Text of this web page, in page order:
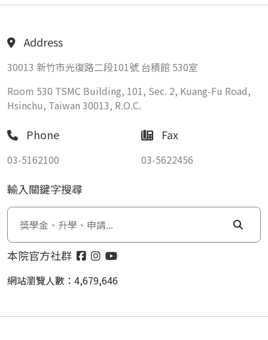
Address
30013 新竹市光復路二段101號 台積館 530室
Room 530 TSMC Building, 101, Sec. 2, Kuang-Fu Road,
Hsinchu, Taiwan 30013, R.O.C.
Phone
03-5162100
Fax
03-5622456
輸入關鍵字搜尋
本院官方社群
網站瀏覽人數：4,679,646